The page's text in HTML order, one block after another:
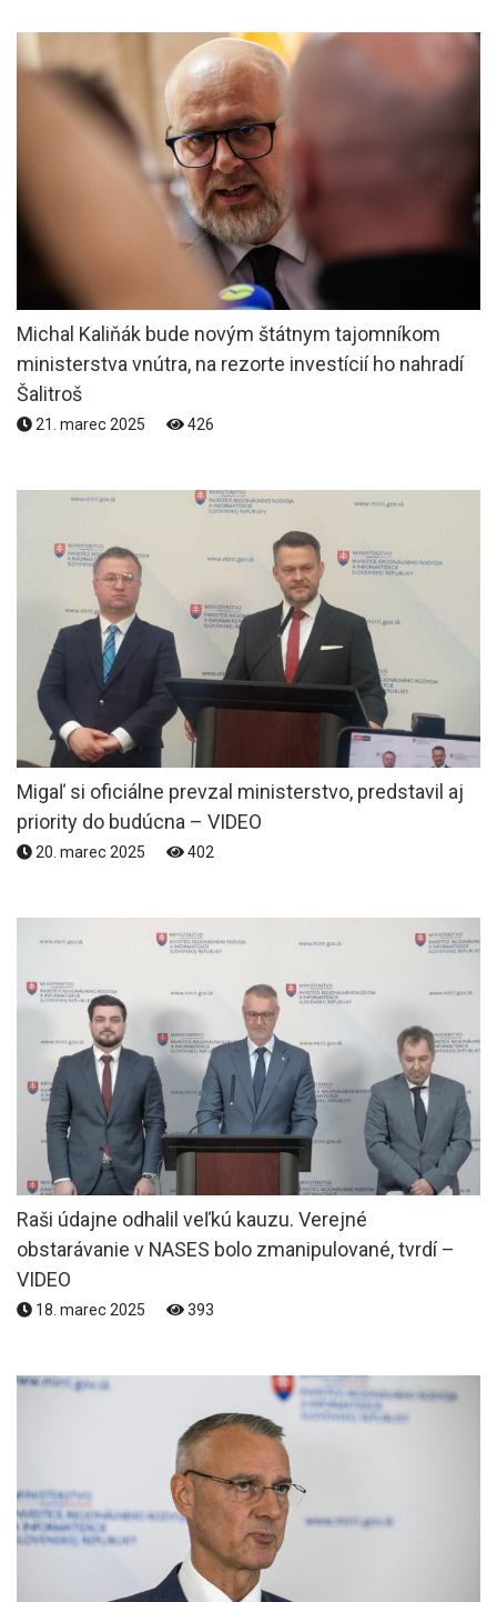
Michal Kaliňák bude novým štátnym tajomníkom
ministerstva vnútra, na rezorte investícií ho nahradí
Šalitroš
21. marec 2025 426
Migaľ si oficiálne prevzal ministerstvo, predstavil aj
priority do budúcna – VIDEO
20. marec 2025 402
Raši údajne odhalil veľkú kauzu. Verejné
obstarávanie v NASES bolo zmanipulované, tvrdí –
VIDEO
18. marec 2025 393